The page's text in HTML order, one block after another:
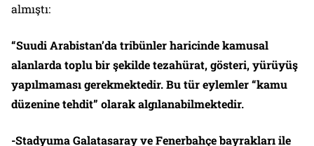
almıştı:
“Suudi Arabistan’da tribünler haricinde kamusal
alanlarda toplu bir şekilde tezahürat, gösteri, yürüyüş
yapılmaması gerekmektedir. Bu tür eylemler “kamu
düzenine tehdit” olarak algılanabilmektedir.
-Stadyuma Galatasaray ve Fenerbahçe bayrakları ile